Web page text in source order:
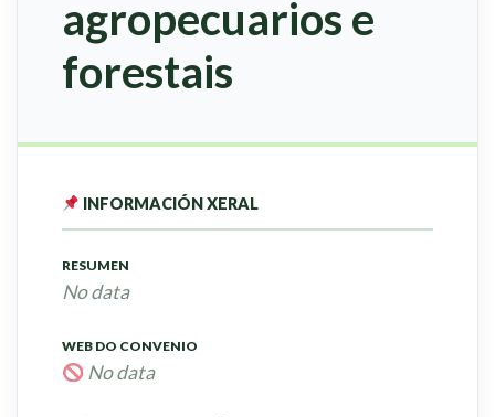
agropecuarios e
forestais
INFORMACIÓN XERAL
RESUMEN
No data
WEB DO CONVENIO
No data